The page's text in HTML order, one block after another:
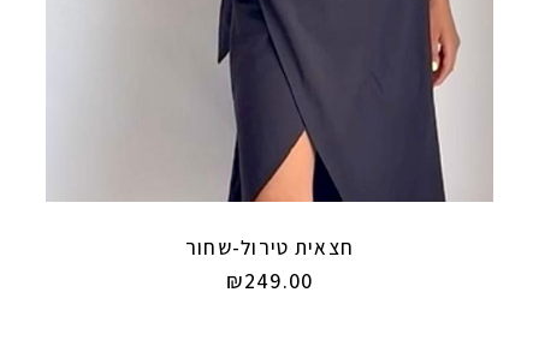
חצאית טירול-שחור
₪249.00